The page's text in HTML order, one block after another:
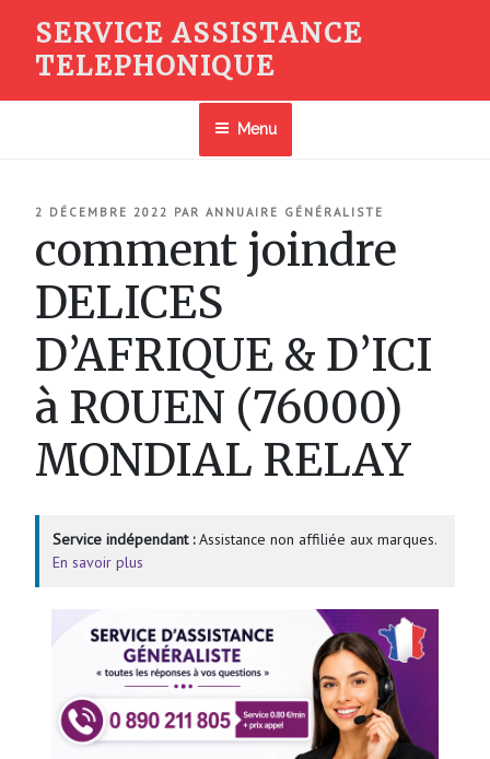
contenu
SERVICE ASSISTANCE
TELEPHONIQUE
Menu
PUBLIÉ
2 DÉCEMBRE 2022 PAR ANNUAIRE GÉNÉRALISTE
comment joindre
DELICES
D’AFRIQUE & D’ICI
à ROUEN (76000)
MONDIAL RELAY
Service indépendant :Assistance non affiliée aux marques.
En savoir plus